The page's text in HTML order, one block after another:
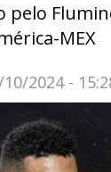
pelo
MEX
2024 -